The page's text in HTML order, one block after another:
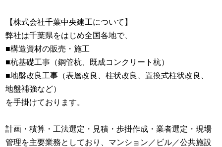
【株式会社千葉中央建工について】
弊社は千葉県をはじめ全国各地で、
■構造資材の販売・施工
■杭基礎工事（鋼管杭、既成コンクリート杭）
■地盤改良工事（表層改良、柱状改良、置換式柱状改良、
地盤補強など）
を手掛けております。
計画・積算・工法選定・見積・歩掛作成・業者選定・現場
管理を主要業務としており、マンション／ビル／公共施設